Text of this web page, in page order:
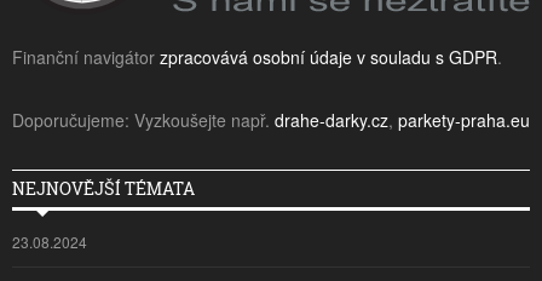
Finanční navigátor zpracovává osobní údaje v souladu s GDPR.
Doporučujeme: Vyzkoušejte např. drahe-darky.cz, parkety-praha.eu
NEJNOVĚJŠÍ TÉMATA
23.08.2024